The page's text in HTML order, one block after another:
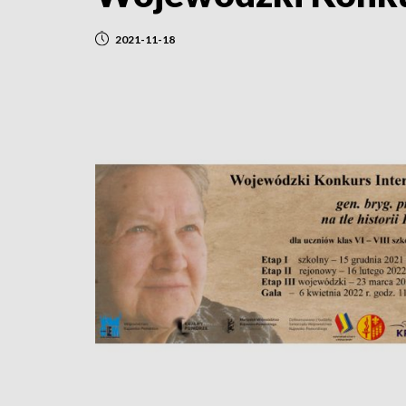
2021-11-18